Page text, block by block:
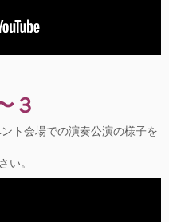
３
ト会場での演奏公演の様子を
い。